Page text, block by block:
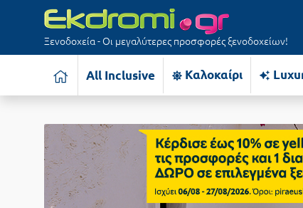
Ξενοδοχεία - Οι μεγαλύτερες προσφορές ξενοδοχείων!
All Inclusive Καλοκαίρι